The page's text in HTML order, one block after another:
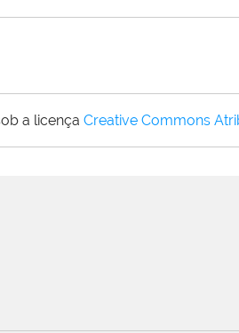
a licença Creative Commons